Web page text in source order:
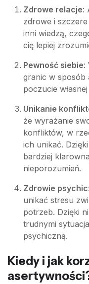
Zdrowe relacje:
zdrowe i
inni wiedzą,
cię lepiej
Pewność siebie:
granic w sposób
poczucie
Unikanie
że wyrażanie
konfliktów, w
ich unikać.
bardziej
nieporozumień.
Zdrowie
unikać stresu
potrzeb. Dzięki
trudnymi
psychiczną.
Kiedy i jak